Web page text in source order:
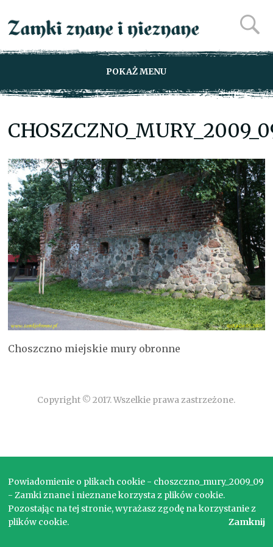
POKAŻ MENU
Choszczno miejskie mury obronne
Copyright © 2017. Wszelkie prawa zastrzeżone.
Powiadomienie o plikach cookie - choszczno_mury_2009_09
- Zamki znane i nieznane korzysta z plików cookie.
Pozostając na tej stronie, wyrażasz zgodę na korzystanie z
plików cookie.
Zamknij